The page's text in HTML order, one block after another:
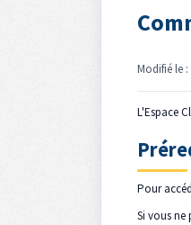
Modifié le :
L'Espace
Pour
Si vous ne